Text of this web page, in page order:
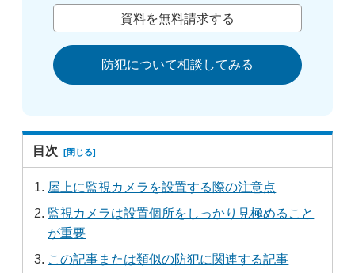
資料を無料請求する
防犯について相談してみる
目次
屋上に監視カメラを設置する際の注意点
監視カメラは設置個所をしっかり見極めること
が重要
この記事または類似の防犯に関連する記事